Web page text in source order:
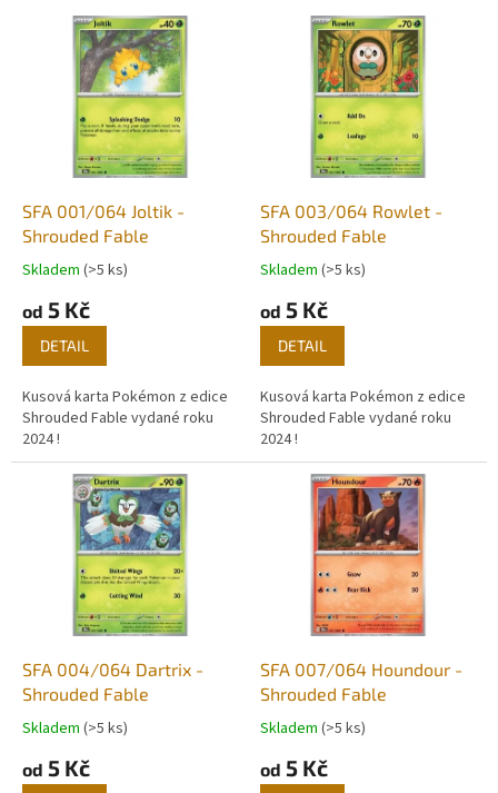
SFA 001/064 Joltik -
Shrouded Fable
Skladem (>5 ks)
od 5 Kč
DETAIL
Kusová karta Pokémon z edice
Shrouded Fable vydané roku
2024 !
SFA 003/064 Rowlet -
Shrouded Fable
Skladem (>5 ks)
od 5 Kč
DETAIL
Kusová karta Pokémon z edice
Shrouded Fable vydané roku
2024 !
SFA 004/064 Dartrix -
Shrouded Fable
Skladem (>5 ks)
od 5 Kč
SFA 007/064 Houndour -
Shrouded Fable
Skladem (>5 ks)
od 5 Kč